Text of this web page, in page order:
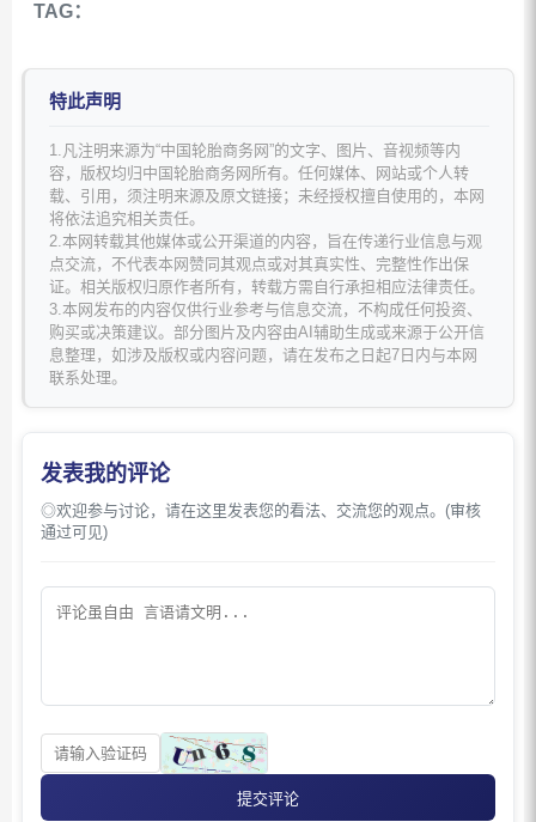
TAG：
特此声明
1.凡注明来源为“中国轮胎商务网”的文字、图片、音视频等内
容，版权均归中国轮胎商务网所有。任何媒体、网站或个人转
载、引用，须注明来源及原文链接；未经授权擅自使用的，本网
将依法追究相关责任。
2.本网转载其他媒体或公开渠道的内容，旨在传递行业信息与观
点交流，不代表本网赞同其观点或对其真实性、完整性作出保
证。相关版权归原作者所有，转载方需自行承担相应法律责任。
3.本网发布的内容仅供行业参考与信息交流，不构成任何投资、
购买或决策建议。部分图片及内容由AI辅助生成或来源于公开信
息整理，如涉及版权或内容问题，请在发布之日起7日内与本网
联系处理。
发表我的评论
◎欢迎参与讨论，请在这里发表您的看法、交流您的观点。(审核
通过可见)
提交评论